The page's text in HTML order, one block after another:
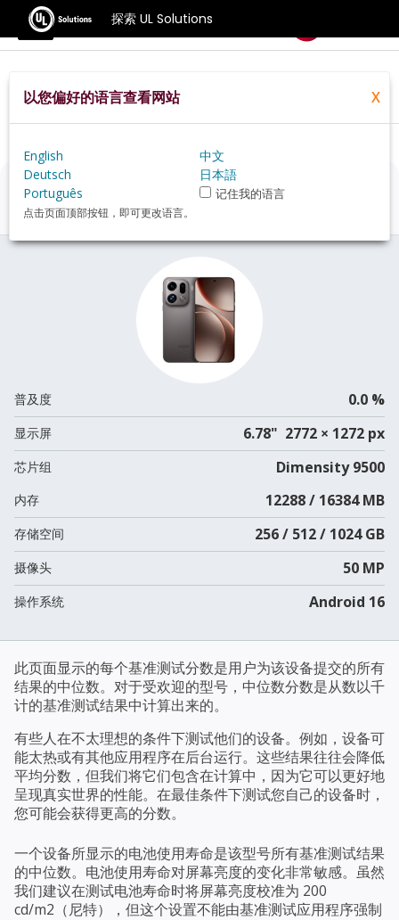
探索 UL Solutions
基准测试
Home Zh Hans Hardware
Oppo+Find+X9+Pro+review
Oppo Find X9 Pro评估
普及度 0.0 %
显示屏 6.78" 2772 × 1272 px
芯片组 Dimensity 9500
内存 12288 / 16384 MB
存储空间 256 / 512 / 1024 GB
摄像头 50 MP
操作系统 Android 16
此页面显示的每个基准测试分数是用户为该设备提交的所有
结果的中位数。对于受欢迎的型号，中位数分数是从数以千
计的基准测试结果中计算出来的。
有些人在不太理想的条件下测试他们的设备。例如，设备可
能太热或有其他应用程序在后台运行。这些结果往往会降低
平均分数，但我们将它们包含在计算中，因为它可以更好地
呈现真实世界的性能。在最佳条件下测试您自己的设备时，
您可能会获得更高的分数。
一个设备所显示的电池使用寿命是该型号所有基准测试结果
的中位数。电池使用寿命对屏幕亮度的变化非常敏感。虽然
我们建议在测试电池寿命时将屏幕亮度校准为 200
cd/m2（尼特），但这个设置不能由基准测试应用程序强制
以您偏好的语言查看网站 X
English
中文
Deutsch
日本語
Português
记住我的语言
点击页面顶部按钮，即可更改语言。